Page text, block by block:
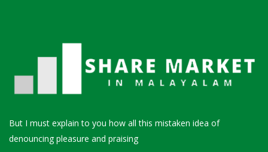
But I must explain to you how all this mistaken idea of
denouncing pleasure and praising